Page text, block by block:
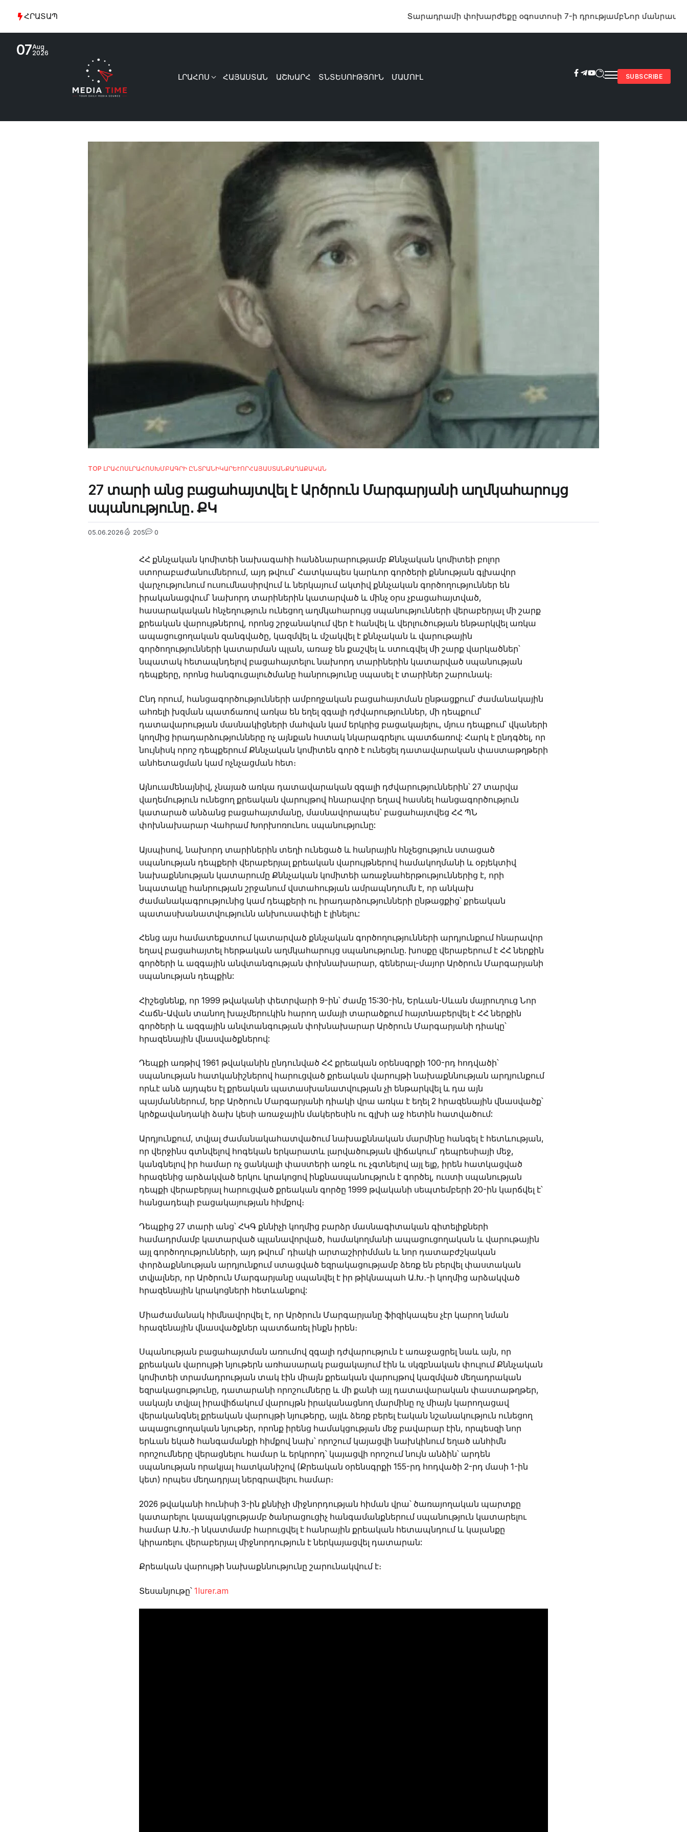
ՀՐԱՏԱՊ Տարադրամի փոխարժեքը օգոստոսի 7-ի դրությամբՆոր մանրամասներ՝
07Aug
2026
ԼՐԱՀՈՍ ՀԱՅԱՍՏԱՆ ԱՇԽԱՐՀ ՏՆՏԵՍՈՒԹՅՈՒՆ ՄԱՄՈՒԼ SUBSCRIBE
TOP ԼՐԱՀՈՍԼՐԱՀՈՍԽՄԲԱԳՐԻ ԸՆՏՐԱՆԻԿԱՐԵՒՈՐ ՀԱՅԱՍՏԱՆՔԱՂԱՔԱԿԱՆ
27 տարի անց բացահայտվել է Արծրուն Մարգարյանի աղմկահարույց
սպանությունը․ ՔԿ
05.06.2026 205 0
ՀՀ քննչական կոմիտեի նախագահի հանձնարարությամբ Քննչական կոմիտեի բոլոր
ստորաբաժանումներում, այդ թվում՝ Հատկապես կարևոր գործերի քննության գլխավոր
վարչությունում ուսումնասիրվում և ներկայում ակտիվ քննչական գործողություններ են
իրականացվում՝ նախորդ տարիներին կատարված և մինչ օրս չբացահայտված,
հասարակական հնչեղություն ունեցող աղմկահարույց սպանությունների վերաբերյալ մի շարք
քրեական վարույթներով, որոնց շրջանակում վեր է հանվել և վերլուծության ենթարկվել առկա
ապացուցողական զանգվածը, կազմվել և մշակվել է քննչական և վարութային
գործողությունների կատարման պլան, առաջ են քաշվել և ստուգվել մի շարք վարկածներ՝
նպատակ հետապնդելով բացահայտելու նախորդ տարիներին կատարված սպանության
դեպքերը, որոնց հանգուցալուծմանը հանրությունը սպասել է տարիներ շարունակ։
Ընդ որում, հանցագործությունների ամբողջական բացահայտման ընթացքում՝ ժամանակային
ահռելի խզման պատճառով առկա են եղել զգալի դժվարություններ, մի դեպքում՝
դատավարության մասնակիցների մահվան կամ երկրից բացակայելու, մյուս դեպքում՝ վկաների
կողմից իրադարձությունները ոչ այնքան հստակ նկարագրելու պատճառով: Հարկ է ընդգծել, որ
նույնիսկ որոշ դեպքերում Քննչական կոմիտեն գործ է ունեցել դատավարական փաստաթղթերի
անհետացման կամ ոչնչացման հետ։
Այնուամենայնիվ, չնայած առկա դատավարական զգալի դժվարություններին՝ 27 տարվա
վաղեմություն ունեցող քրեական վարույթով հնարավոր եղավ հասնել հանցագործություն
կատարած անձանց բացահայտմանը, մասնավորապես՝ բացահայտվեց ՀՀ ՊՆ
փոխնախարար Վահրամ Խորխոռունու սպանությունը:
Այսպիսով, նախորդ տարիներին տեղի ունեցած և հանրային հնչեցություն ստացած
սպանության դեպքերի վերաբերյալ քրեական վարույթներով համակողմանի և օբյեկտիվ
նախաքննության կատարումը Քննչական կոմիտեի առաջնահերթություններից է, որի
նպատակը հանրության շրջանում վստահության ամրապնդումն է, որ անկախ
ժամանակագրությունից կամ դեպքերի ու իրադարձությունների ընթացքից՝ քրեական
պատասխանատվությունն անխուսափելի է լինելու:
Հենց այս համատեքստում կատարված քննչական գործողությունների արդյունքում հնարավոր
եղավ բացահայտել հերթական աղմկահարույց սպանությունը. խոսքը վերաբերում է ՀՀ ներքին
գործերի և ազգային անվտանգության փոխնախարար, գեներալ-մայոր Արծրուն Մարգարյանի
սպանության դեպքին:
Հիշեցնենք, որ 1999 թվականի փետրվարի 9-ին՝ ժամը 15:30-ին, Երևան-Սևան մայրուղուց Նոր
Հաճն-Ավան տանող խաչմերուկին հարող ամայի տարածքում հայտնաբերվել է ՀՀ ներքին
գործերի և ազգային անվտանգության փոխնախարար Արծրուն Մարգարյանի դիակը՝
հրազենային վնասվածքներով:
Դեպքի առթիվ 1961 թվականին ընդունված ՀՀ քրեական օրենսգրքի 100-րդ հոդվածի՝
սպանության հատկանիշներով հարուցված քրեական վարույթի նախաքննության արդյունքում
որևէ անձ այդպես էլ քրեական պատասխանատվության չի ենթարկվել և դա այն
պայմաններում, երբ Արծրուն Մարգարյանի դիակի վրա առկա է եղել 2 հրազենային վնասվածք՝
կրծքավանդակի ձախ կեսի առաջային մակերեսին ու գլխի աջ հետին հատվածում:
Արդյունքում, տվյալ ժամանակահատվածում նախաքննական մարմինը հանգել է հետևության,
որ վերջինս գտնվելով հոգեկան երկարատև լարվածության վիճակում՝ դեպրեսիայի մեջ,
կանգնելով իր համար ոչ ցանկալի փաստերի առջև ու չգտնելով այլ ելք, իրեն հատկացված
հրազենից արձակված երկու կրակոցով ինքնասպանություն է գործել, ուստի սպանության
դեպքի վերաբերյալ հարուցված քրեական գործը 1999 թվականի սեպտեմբերի 20-ին կարճվել է՝
հանցադեպի բացակայության հիմքով։
Դեպքից 27 տարի անց՝ ՀԿԳ քննիչի կողմից բարձր մասնագիտական գիտելիքների
համադրմամբ կատարված պլանավորված, համակողմանի ապացուցողական և վարութային
այլ գործողությունների, այդ թվում՝ դիակի արտաշիրիմման և նոր դատաբժշկական
փորձաքննության արդյունքում ստացված եզրակացությամբ ձեռք են բերվել փաստական
տվյալներ, որ Արծրուն Մարգարյանը սպանվել է իր թիկնապահ Ա.Խ․-ի կողմից արձակված
հրազենային կրակոցների հետևանքով:
Միաժամանակ հիմնավորվել է, որ Արծրուն Մարգարյանը ֆիզիկապես չէր կարող նման
հրազենային վնասվածքներ պատճառել ինքն իրեն։
Սպանության բացահայտման առումով զգալի դժվարություն է առաջացրել նաև այն, որ
քրեական վարույթի նյութերն առհասարակ բացակայում էին և սկզբնական փուլում Քննչական
կոմիտեի տրամադրության տակ էին միայն քրեական վարույթով կազմված մեղադրական
եզրակացությունը, դատարանի որոշումները և մի քանի այլ դատավարական փաստաթղթեր,
սակայն տվյալ իրավիճակում վարույթն իրականացնող մարմինը ոչ միայն կարողացավ
վերականգնել քրեական վարույթի նյութերը, այլև ձեռք բերել էական նշանակություն ունեցող
ապացուցողական նյութեր, որոնք իրենց համակցության մեջ բավարար էին, որպեսզի նոր
երևան եկած հանգամանքի հիմքով նախ՝ որոշում կայացվի նախկինում եղած անհիմն
որոշումները վերացնելու համար և երկրորդ՝ կայացվի որոշում նույն անձին՝ արդեն
սպանության որակյալ հատկանիշով (Քրեական օրենսգրքի 155-րդ հոդվածի 2-րդ մասի 1-ին
կետ) որպես մեղադրյալ ներգրավելու համար։
2026 թվականի հունիսի 3-ին քննիչի միջնորդության հիման վրա՝ ծառայողական պարտքը
կատարելու կապակցությամբ ծանրացուցիչ հանգամանքներում սպանություն կատարելու
համար Ա.Խ.-ի նկատմամբ հարուցվել է հանրային քրեական հետապնդում և կալանքը
կիրառելու վերաբերյալ միջնորդություն է ներկայացվել դատարան:
Քրեական վարույթի նախաքննությունը շարունակվում է։
Տեսանյութը՝ 1lurer.am